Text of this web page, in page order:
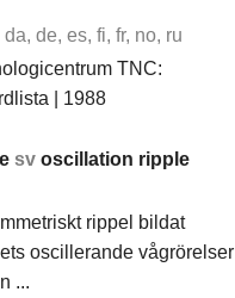
da, de, es, fi, fr, no, ru
TNC:
| 1988
svoscillation ripple
rippel bildat
oscillerande vågrörelser
...